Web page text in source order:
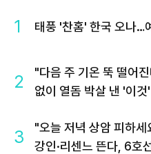
1 태풍 '찬홈' 한국 오나…
2
"다음 주 기온 뚝 떨어
없이 열돔 박살 낸 '이것'
3
"오늘 저녁 상암 피하세
강인·리센느 뜬다, 6호